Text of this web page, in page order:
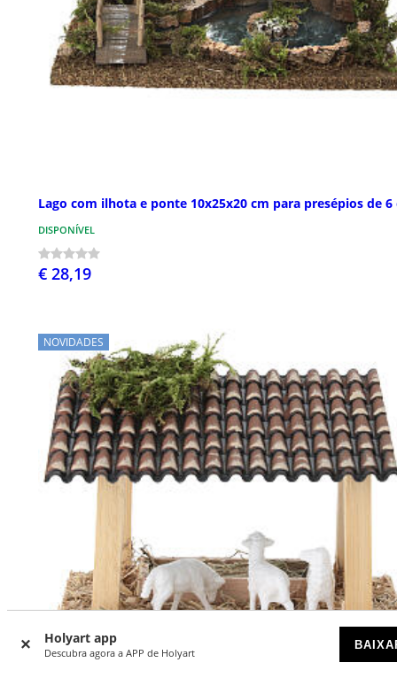
Holyart app
Descubra agora a APP de Holyart
Lago com ilhota e ponte 10x25x20 cm para presépios de 6
DISPONÍVEL
€ 28,19
NOVIDADES